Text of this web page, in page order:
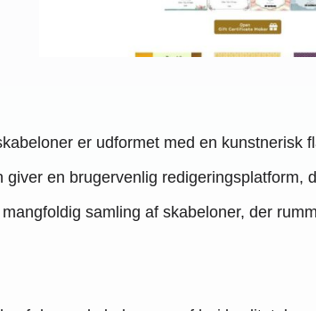
er udformet med en kunstnerisk
giver en brugervenlig redigeringsplatform,
samling af skabeloner, der